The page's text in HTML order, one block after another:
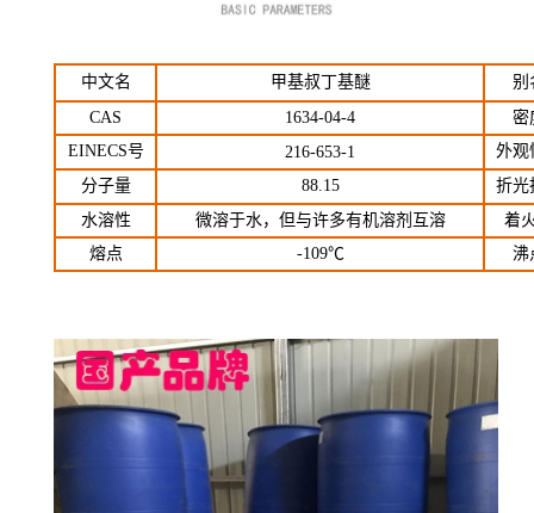
中文名 甲基叔丁基醚
别
CAS
1634-04-4
密
EINECS号
216-653-1
外观
分子量
88.15
折光
水溶性
微溶于水，但与许多有机溶剂互溶
着
熔点
-109℃ 沸